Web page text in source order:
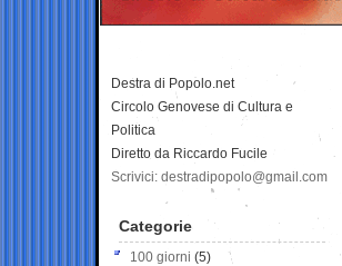
Destra di Popolo.net
Circolo Genovese di Cultura e
Politica
Diretto da Riccardo Fucile
Scrivici: destradipopolo@gmail.com
Categorie
100 giorni (5)